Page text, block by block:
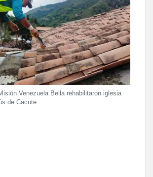
Venezuela Bella rehabilitaron iglesia
de Cacute